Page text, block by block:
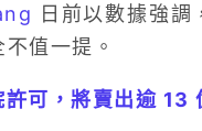
日前以數據強
值一提。
可，將賣出逾 13